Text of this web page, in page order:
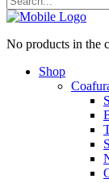
No products in the
Shop